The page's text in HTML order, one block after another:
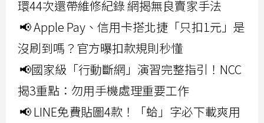
環44次還帶維修紀錄 網揭無良賣家手法
📢 Apple Pay、信用卡搭北捷「只扣1元」是
沒刷到嗎？官方曝扣款規則秒懂
📢國家級「行動斷網」演習完整指引！NCC
揭3重點：勿用手機處理重要工作
📢 LINE免費貼圖4款！「蛤」字必下載爽用